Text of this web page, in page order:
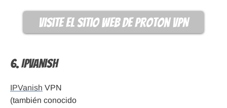
visite el sitio web de Proton VPN
6. IPVanish
IPVanish VPN
(también conocido